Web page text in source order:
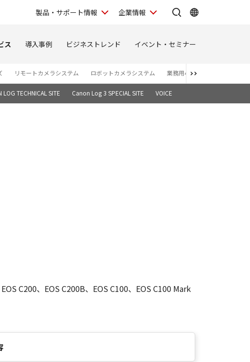
製品・サポート情報 企業情報
ス 導入事例 ビジネストレンド イベント・セミナー
リモートカメラシステム ロボットカメラシステム 業務用4Kディスプレイ
LOG TECHNICAL SITE Canon Log 3 SPECIAL SITE VOICE
C200、EOS C200B、EOS C100、EOS C100 Mark